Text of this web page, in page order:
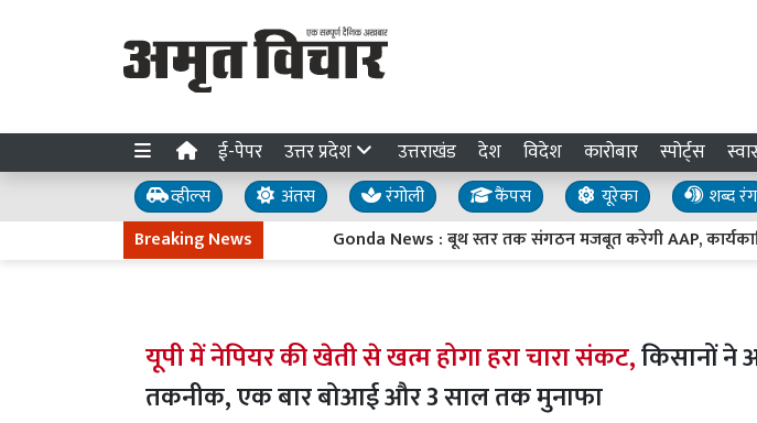
ई-पेपर उत्तर प्रदेश उत्तराखंड देश विदेश कारोबार स्पोर्ट्स
व्हील्स अंतस रंगोली कैंपस यूरेका शब्द रंग
Breaking News
Gonda News : बूथ स्तर तक संगठन मजबूत करेगी AAP, कार्यकारिणी
यूपी में नेपियर की खेती से खत्म होगा हरा चारा संकट,किसानों ने
तकनीक, एक बार बोआई और 3 साल तक मुनाफा